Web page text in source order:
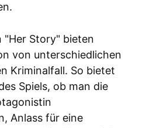
"Her Story" bieten
von unterschiedlichen
Kriminalfall. So bietet
Spiels, ob man die
Anlass für eine